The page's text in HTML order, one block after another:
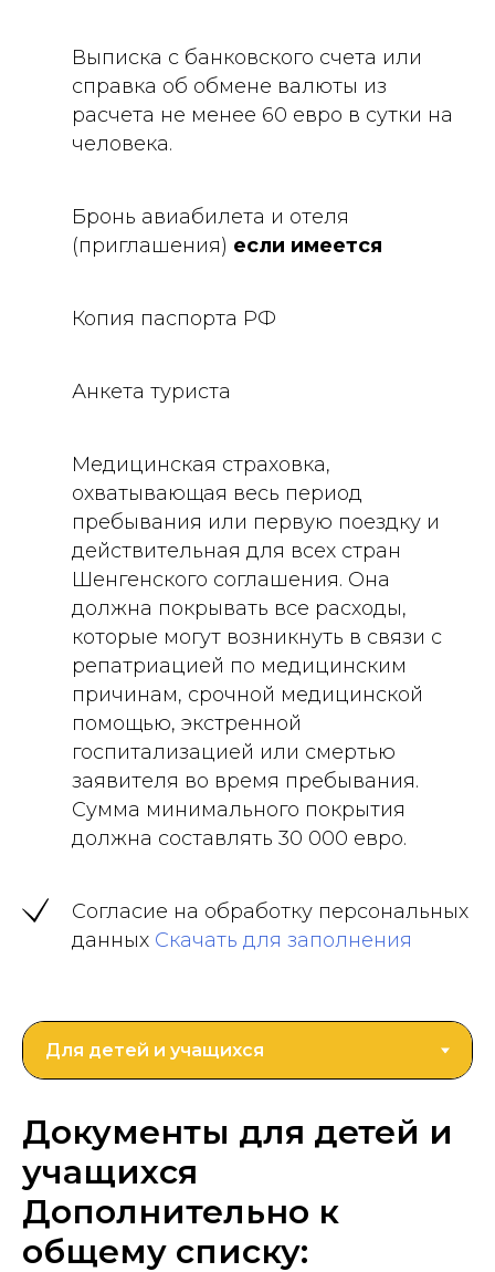
Выписка с банковского счета или
справка об обмене валюты из
расчета не менее 60 евро в сутки на
человека.
Бронь авиабилета и отеля
(приглашения) если имеется
Копия паспорта РФ
Анкета туриста
Медицинская страховка,
охватывающая весь период
пребывания или первую поездку и
действительная для всех стран
Шенгенского соглашения. Она
должна покрывать все расходы,
которые могут возникнуть в связи с
репатриацией по медицинским
причинам, срочной медицинской
помощью, экстренной
госпитализацией или смертью
заявителя во время пребывания.
Сумма минимального покрытия
должна составлять 30 000 евро.
Согласие на обработку персональных
данных Скачать для заполнения
Документы для детей и
учащихся
Дополнительно к
общему списку: